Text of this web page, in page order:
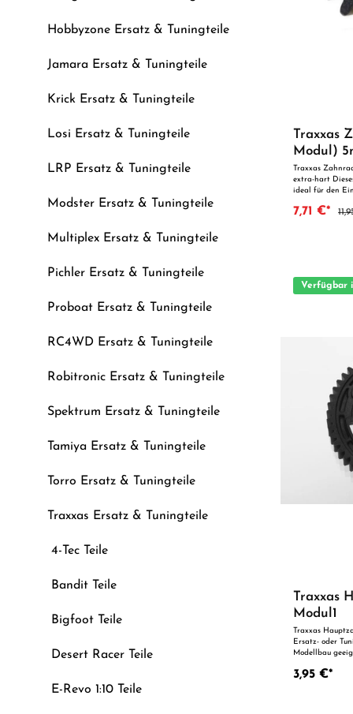
Hobbyzone Ersatz & Tuningteile
Jamara Ersatz & Tuningteile
Krick Ersatz & Tuningteile
Losi Ersatz & Tuningteile
LRP Ersatz & Tuningteile
Modster Ersatz & Tuningteile
Multiplex Ersatz & Tuningteile
Pichler Ersatz & Tuningteile
Proboat Ersatz & Tuningteile
RC4WD Ersatz & Tuningteile
Robitronic Ersatz & Tuningteile
Spektrum Ersatz & Tuningteile
Tamiya Ersatz & Tuningteile
Torro Ersatz & Tuningteile
Traxxas Ersatz & Tuningteile
4-Tec Teile
Bandit Teile
Bigfoot Teile
Desert Racer Teile
E-Revo 1:10 Teile
Traxxas
Modul)
Traxxas
extra-hart
ideal für den
Qualität. Dank
unmittelbarer
7,71 €*
Verfügbar
Traxxas
Modul1
Traxxas
Ersatz- oder
Modellbau
3,95 €*